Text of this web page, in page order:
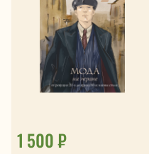
1 500 ₽